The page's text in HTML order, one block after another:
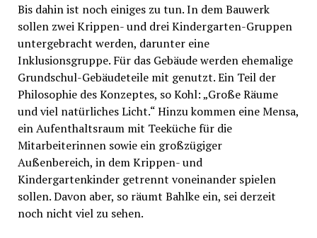
Bis dahin ist noch einiges zu tun. In dem Bauwerk
sollen zwei Krippen- und drei Kindergarten-Gruppen
untergebracht werden, darunter eine
Inklusionsgruppe. Für das Gebäude werden ehemalige
Grundschul-Gebäudeteile mit genutzt. Ein Teil der
Philosophie des Konzeptes, so Kohl: „Große Räume
und viel natürliches Licht.“ Hinzu kommen eine Mensa,
ein Aufenthaltsraum mit Teeküche für die
Mitarbeiterinnen sowie ein großzügiger
Außenbereich, in dem Krippen- und
Kindergartenkinder getrennt voneinander spielen
sollen. Davon aber, so räumt Bahlke ein, sei derzeit
noch nicht viel zu sehen.